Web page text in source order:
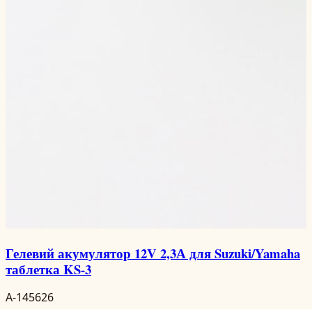
Гелевий акумулятор 12V 2,3А для Suzuki/Yamaha
таблетка KS-3
A-145626